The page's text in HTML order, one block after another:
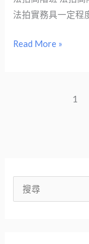
法拍實務具一定程
務
對
熟
Read More »
1